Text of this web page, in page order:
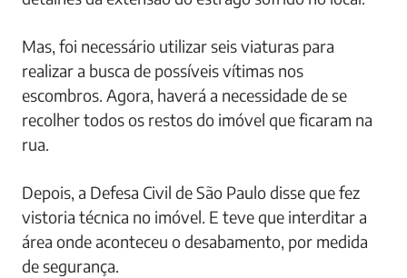
Mas, foi necessário utilizar seis viaturas para
realizar a busca de possíveis vítimas nos
escombros. Agora, haverá a necessidade de se
recolher todos os restos do imóvel que ficaram na
rua.
Depois, a Defesa Civil de São Paulo disse que fez
vistoria técnica no imóvel. E teve que interditar a
área onde aconteceu o desabamento, por medida
de segurança.